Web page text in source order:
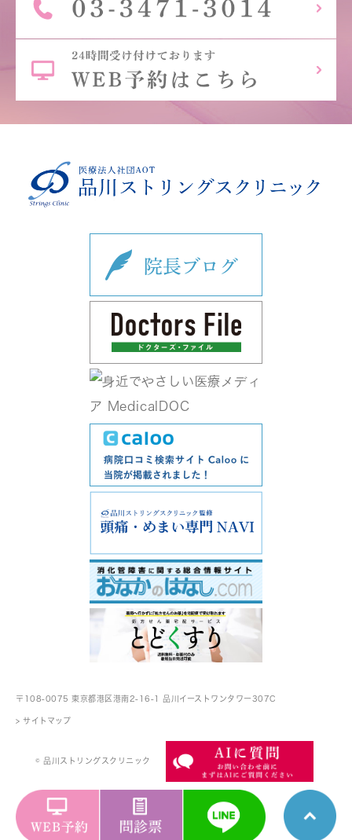
〒108-0075 東京都港区港南2-16-1 品川イーストワンタワー307C
> サイトマップ
© 品川ストリングスクリニック